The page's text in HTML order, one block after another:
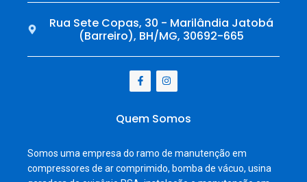
Rua Sete Copas, 30 - Marilândia Jatobá
(Barreiro), BH/MG, 30692-665
Quem Somos
Somos uma empresa do ramo de manutenção em
compressores de ar comprimido, bomba de vácuo, usina